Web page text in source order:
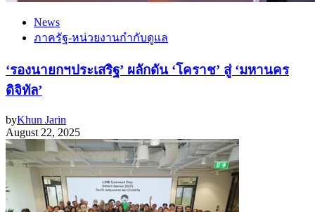
News
ภาครัฐ-หน่วยงานกำกับดูแล
‘รองนายกฯประเสริฐ’ ผลักดัน ‘โคราช’ สู่ ‘มหานคร
ดิจิทัล’
byKhun Jarin
August 22, 2025